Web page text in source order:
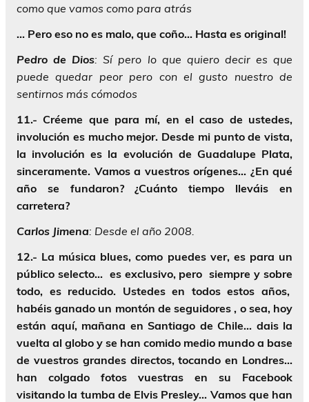
como que vamos como para atrás
… Pero eso no es malo, que coño… Hasta es original!
Pedro de Dios: Sí pero lo que quiero decir es que
puede quedar peor pero con el gusto nuestro de
sentirnos más cómodos
11.- Créeme que para mí, en el caso de ustedes,
involución es mucho mejor. Desde mi punto de vista,
la involución es la evolución de Guadalupe Plata,
sinceramente. Vamos a vuestros orígenes… ¿En qué
año se fundaron? ¿Cuánto tiempo lleváis en
carretera?
Carlos Jimena: Desde el año 2008.
12.- La música blues, como puedes ver, es para un
público selecto… es exclusivo, pero siempre y sobre
todo, es reducido. Ustedes en todos estos años,
habéis ganado un montón de seguidores , o sea, hoy
están aquí, mañana en Santiago de Chile… dais la
vuelta al globo y se han comido medio mundo a base
de vuestros grandes directos, tocando en Londres…
han colgado fotos vuestras en su Facebook
visitando la tumba de Elvis Presley… Vamos que han